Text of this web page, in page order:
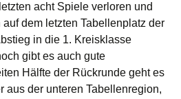
acht Spiele verloren und
dem letzten Tabellenplatz der
in die 1. Kreisklasse
gibt es auch gute
Hälfte der Rückrunde geht es
aus der unteren Tabellenregion,